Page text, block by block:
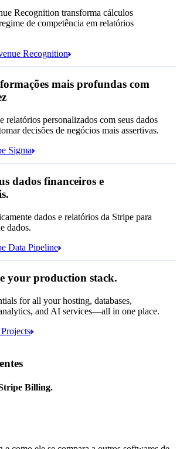
das regras de revisão
Encerrado
Out
Recognition transforma cálculos
de competência em relatórios
Recognition
= 'FR'
quer...
mais profundas com
relatórios personalizados com seus dados
decisões de negócios mais assertivas.
Sigma
seu destino de armazenamento de
Snowflake
Azure Google Cloud Storage
dados financeiros e
dados e relatórios da Stripe para
dados.
Data Pipeline
your production stack.
for all your hosting, databases,
and AI services—all in one place.
Billing.